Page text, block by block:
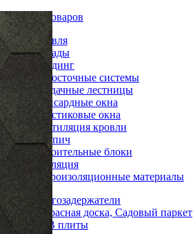
Каталог товаров
Кровля
Фасады
Сайдинг
Водосточные системы
Чердачные лестницы
Мансардные окна
Пластиковые окна
Вентиляция кровли
Кирпич
Строительные блоки
Изоляция
Гидроизоляционные материалы
Снегозадержатели
Террасная доска, Садовый паркет
OSB плиты